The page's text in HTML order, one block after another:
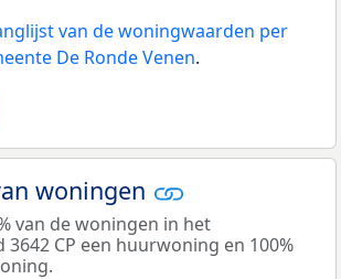
van de woningwaarden per
De Ronde Venen.
woningen
van de woningen in het
CP een huurwoning en 100%